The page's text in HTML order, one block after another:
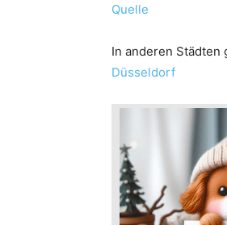
Quelle
In anderen Städten
Düsseldorf